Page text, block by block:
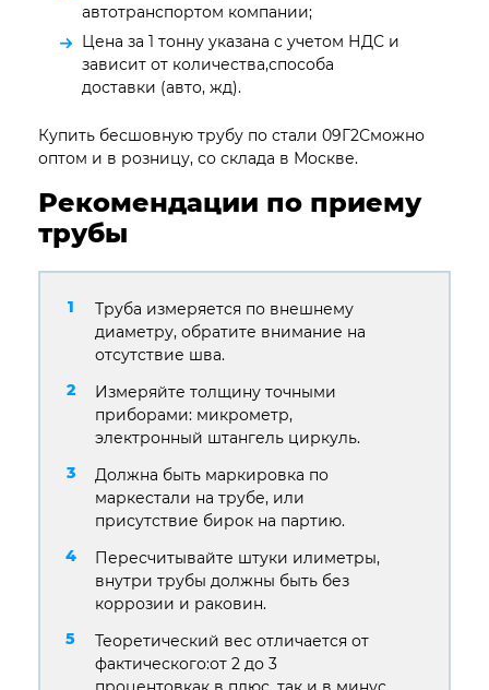
автотранспортом компании;
Цена за 1 тонну указана с учетом НДС и
зависит от количества,способа
доставки (авто, жд).
Купить бесшовную трубу по стали 09Г2Сможно
оптом и в розницу, со склада в Москве.
Рекомендации по приему
трубы
Труба измеряется по внешнему
диаметру, обратите внимание на
отсутствие шва.
Измеряйте толщину точными
приборами: микрометр,
электронный штангель циркуль.
Должна быть маркировка по
маркестали на трубе, или
присутствие бирок на партию.
Пересчитывайте штуки илиметры,
внутри трубы должны быть без
коррозии и раковин.
Теоретический вес отличается от
фактического:от 2 до 3